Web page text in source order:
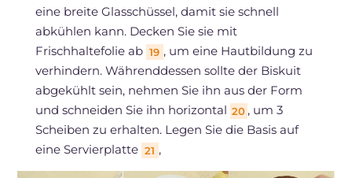
eine breite Glasschüssel, damit sie schnell
abkühlen kann. Decken Sie sie mit
Frischhaltefolie ab 19 , um eine Hautbildung zu
verhindern. Währenddessen sollte der Biskuit
abgekühlt sein, nehmen Sie ihn aus der Form
und schneiden Sie ihn horizontal 20 , um 3
Scheiben zu erhalten. Legen Sie die Basis auf
eine Servierplatte 21 ,